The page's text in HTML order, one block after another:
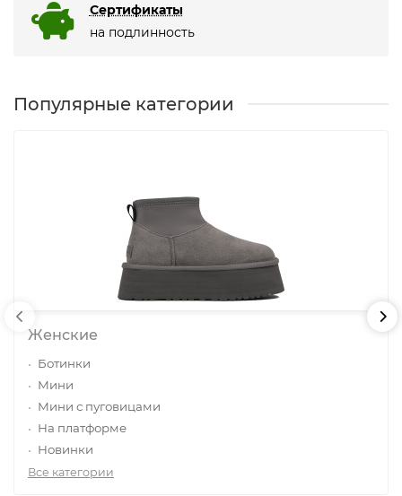
Сертификаты
на подлинность
Популярные категории
Женские
Ботинки
Мини
Мини с пуговицами
На платформе
Новинки
Все категории